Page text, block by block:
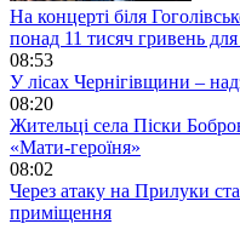
На концерті біля
понад 11 тисяч гривень
08:53
У лісах Чернігівщини –
08:20
Жительці села Піски
«Мати-героїня»
08:02
Через атаку на Прилуки
приміщення